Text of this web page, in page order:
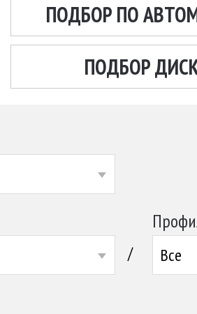
ПОДБОР ПО
ПОДБОР
/ Все